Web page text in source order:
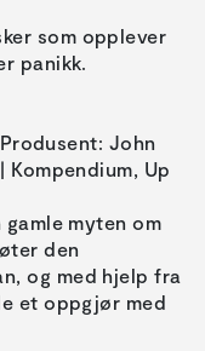
som opplever
panikk.
John
Kompendium, Up
myten om
den
og med hjelp fra
et oppgjør med